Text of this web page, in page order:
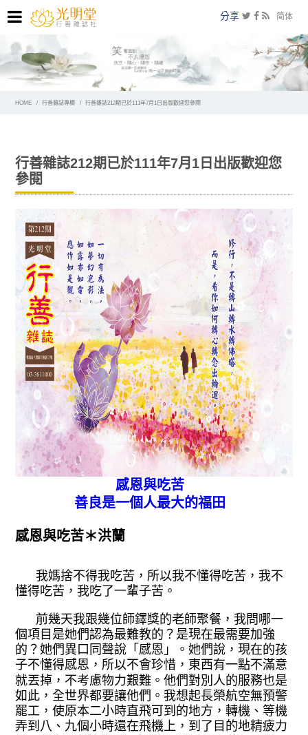
简体
分享
HOME 行善雜誌專欄 行善雜誌212期已於111年7月1日出版歡迎您參閱
行善雜誌212期已於111年7月1日出版歡迎您
參閱
感恩與吃苦
善良是一個人最大的福田
感恩與吃苦＊洪蘭
我媽捨不得我吃苦，所以我不懂得吃苦 ，我不
懂得吃苦，我吃了一輩子苦。
前幾天我跟幾位師鐸獎的老師聚餐， 我問哪一
個項目是她們認為最難教的？是現在最需要加強
的？她們異口同聲說「感恩」。她們說，現在的孩
子不懂得感恩，所以不會珍惜，東西有一點不滿意
就丟掉 ，不考慮物力艱難。他們對別人的服務也是
如此，全世界都要讓他們。我想起長榮航空無預警
罷工，使原本二小時直飛可到的地方，轉機、等機
弄到八、九個小時還在飛機上，到了目的地精疲力